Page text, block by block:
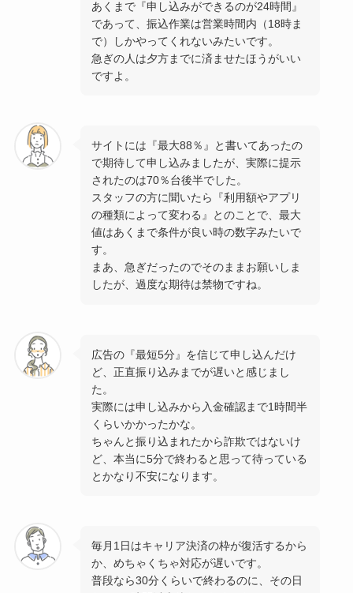
あくまで『申し込みができるのが24時間』
であって、振込作業は営業時間内（18時ま
で）しかやってくれないみたいです。
急ぎの人は夕方までに済ませたほうがいい
ですよ。
サイトには『最大88％』と書いてあったの
で期待して申し込みましたが、実際に提示
されたのは70％台後半でした。
スタッフの方に聞いたら『利用額やアプリ
の種類によって変わる』とのことで、最大
値はあくまで条件が良い時の数字みたいで
す。
まあ、急ぎだったのでそのままお願いしま
したが、過度な期待は禁物ですね。
広告の『最短5分』を信じて申し込んだけ
ど、正直振り込みまでが遅いと感じまし
た。
実際には申し込みから入金確認まで1時間半
くらいかかったかな。
ちゃんと振り込まれたから詐欺ではないけ
ど、本当に5分で終わると思って待っている
とかなり不安になります。
毎月1日はキャリア決済の枠が復活するから
か、めちゃくちゃ対応が遅いです。
普段なら30分くらいで終わるのに、その日